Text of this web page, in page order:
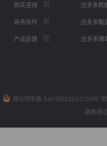
购买咨询
商务合作
产品反馈
达多多数
达多多甄
达多多爆
皖公网安备 34019202002109号
数据通